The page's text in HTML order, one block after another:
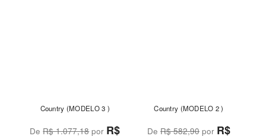
Country (MODELO 3 )
DeR$ 1.077,18por R$
Country (MODELO 2 )
DeR$ 582,90 por R$